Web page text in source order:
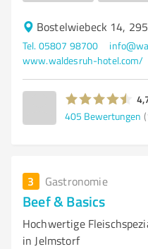
Bostelwiebeck 14,
Tel. 05807 98700
www.waldesruh-hotel.com/
405 Bewertungen
3 Gastronomie
Beef & Basics
Hochwertige
in Jelmstorf